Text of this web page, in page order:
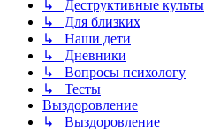
↳ Деструктивные культы
↳ Для близких
↳ Наши дети
↳ Дневники
↳ Вопросы психологу
↳ Тесты
Выздоровление
↳ Выздоровление